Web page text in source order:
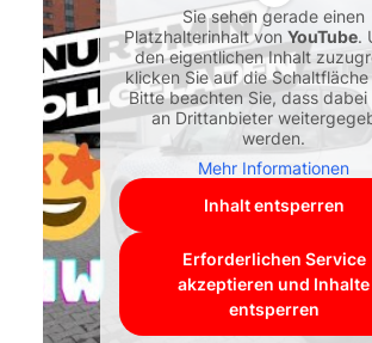
Sie sehen gerade einen
Platzhalterinhalt vonYouTube.
den eigentlichen Inhalt
klicken Sie auf die Schaltfläche
Bitte beachten Sie, dass dabei
an Drittanbieter
werden.
Mehr Informationen
Inhalt entsperren
Erforderlichen Service
akzeptieren und Inhalte
entsperren